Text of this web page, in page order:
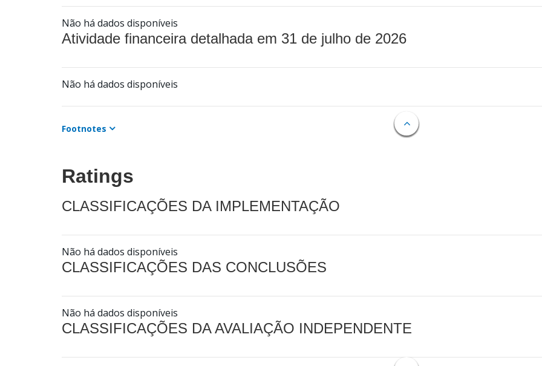
Não há dados disponíveis
Atividade financeira detalhada em 31 de julho de 2026
Não há dados disponíveis
Footnotes
Ratings
CLASSIFICAÇÕES DA IMPLEMENTAÇÃO
Não há dados disponíveis
CLASSIFICAÇÕES DAS CONCLUSÕES
Não há dados disponíveis
CLASSIFICAÇÕES DA AVALIAÇÃO INDEPENDENTE